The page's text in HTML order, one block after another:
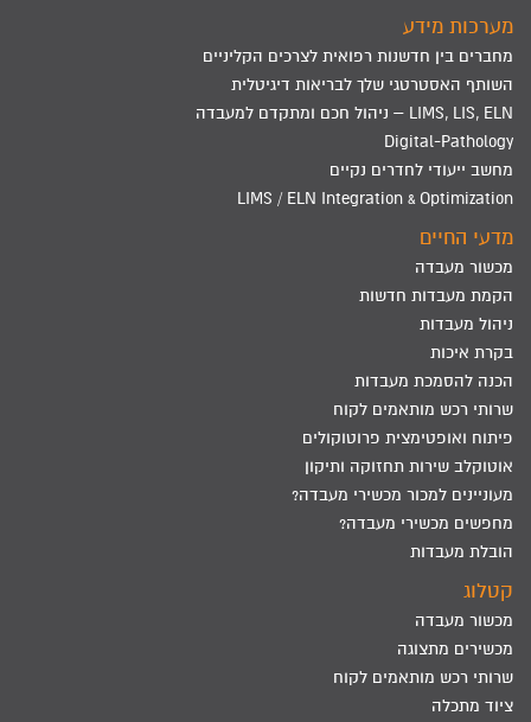
מערכות מידע
מחברים בין חדשנות רפואית לצרכים הקליניים
השותף האסטרטגי שלך לבריאות דיגיטלית
LIMS, LIS, ELN – ניהול חכם ומתקדם למעבדה
Digital-Pathology
מחשב ייעודי לחדרים נקיים
LIMS / ELN Integration & Optimization
מדעי החיים
מכשור מעבדה
הקמת מעבדות חדשות
ניהול מעבדות
בקרת איכות
הכנה להסמכת מעבדות
שרותי רכש מותאמים לקוח
פיתוח ואופטימצית פרוטוקולים
אוטוקלב שירות תחזוקה ותיקון
מעוניינים למכור מכשירי מעבדה?
מחפשים מכשירי מעבדה?
הובלת מעבדות
קטלוג
מכשור מעבדה
מכשירים מתצוגה
שרותי רכש מותאמים לקוח
ציוד מתכלה